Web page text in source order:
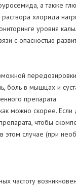
а также
хлорида
уровня
с опасностью
боль в мышцах и
препарата
можно скорее.
чтобы
этом случае (при
частоту